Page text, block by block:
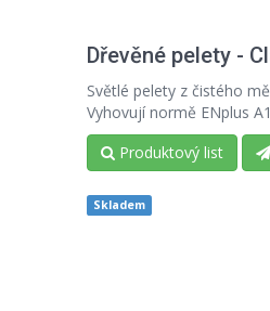
Dřevěné pelety -
Světlé pelety z čistého
Vyhovují normě ENplus A1
Produktový list
Skladem